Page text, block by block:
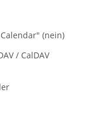
(nein)
/ CalDAV